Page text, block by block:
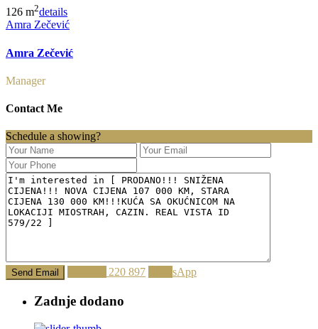
126 m2details
Amra Zečević
Amra Zečević
Manager
Contact Me
Schedule a showing?
062 220 897 WhatsApp
Zadnje dodano